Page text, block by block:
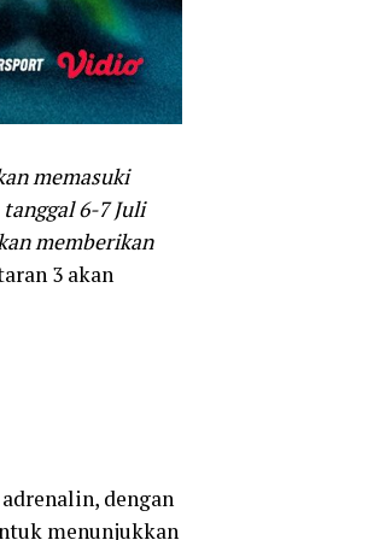
memasuki
6-7 Juli
memberikan
3 akan
dengan
menunjukkan